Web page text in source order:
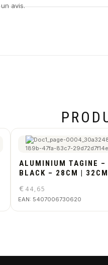
avis.
ALUMINIUM TAGINE –
BLACK – 28CM | 32CM
€ 44,65
EAN: 5407006730620